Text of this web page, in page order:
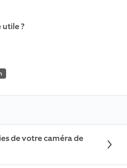
utile ?
de votre caméra de